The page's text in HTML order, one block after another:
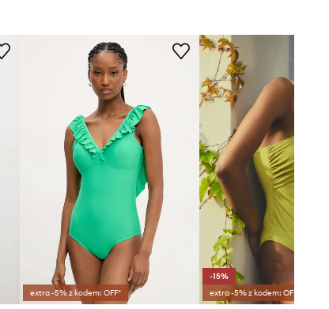
extra -5% z kodem: OFF*
-15%
extra -5% z kodem: OFF*